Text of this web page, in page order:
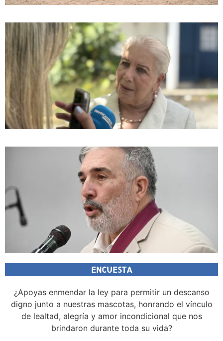
ENCUESTA
¿Apoyas enmendar la ley para permitir un descanso
digno junto a nuestras mascotas, honrando el vínculo
de lealtad, alegría y amor incondicional que nos
brindaron durante toda su vida?